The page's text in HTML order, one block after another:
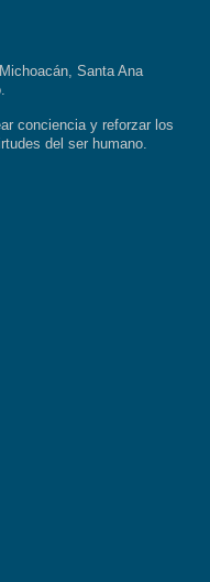
Santa Ana
conciencia y reforzar los
del ser humano.